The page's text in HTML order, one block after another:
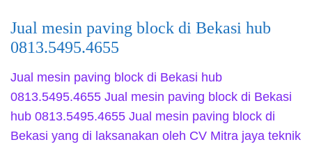
Jual mesin paving block di Bekasi hub
0813.5495.4655
Jual mesin paving block di Bekasi hub
0813.5495.4655 Jual mesin paving block di Bekasi
hub 0813.5495.4655 Jual mesin paving block di
Bekasi yang di laksanakan oleh CV Mitra jaya teknik